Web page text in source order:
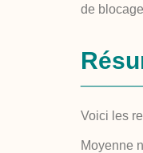
de
Voici les
Moyenne